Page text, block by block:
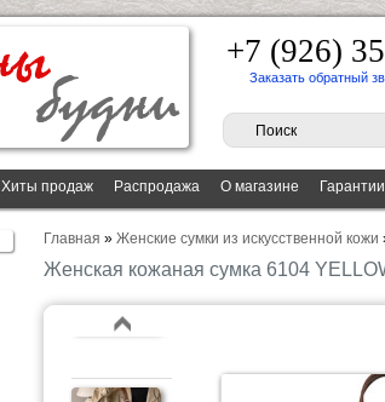
+7 (926)
Заказать обратный
Хиты продаж Распродажа О магазине Гарантии
Главная » Женские сумки из искусственной кожи
Женская кожаная сумка 6104